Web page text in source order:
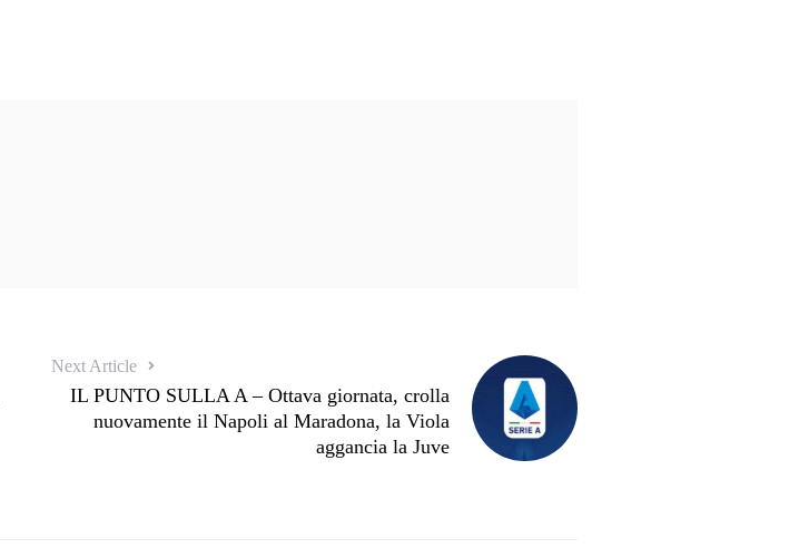
Next Article
IL PUNTO SULLA A – Ottava giornata, crolla
nuovamente il Napoli al Maradona, la Viola
aggancia la Juve